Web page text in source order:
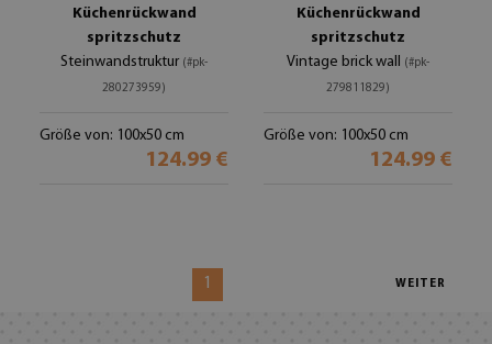
Küchenrückwand
spritzschutz
Steinwandstruktur (#pk-
280273959)
Größe von: 100x50 cm
124.99 €
Küchenrückwand
spritzschutz
Vintage brick wall (#pk-
279811829)
Größe von: 100x50 cm
124.99 €
1 WEITER